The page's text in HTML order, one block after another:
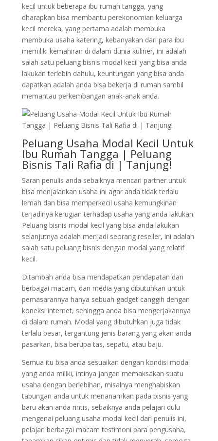
kecil untuk beberapa ibu rumah tangga, yang
dharapkan bisa membantu perekonomian keluarga
kecil mereka, yang pertama adalah membuka
membuka usaha katering, kebanyakan dari para ibu
memiliki kemahiran di dalam dunia kuliner, ini adalah
salah satu peluang bisnis modal kecil yang bisa anda
lakukan terlebih dahulu, keuntungan yang bisa anda
dapatkan adalah anda bisa bekerja di rumah sambil
memantau perkembangan anak-anak anda.
Peluang Usaha Modal Kecil Untuk
Ibu Rumah Tangga | Peluang
Bisnis Tali Rafia di | Tanjung!
Saran penulis anda sebaiknya mencari partner untuk
bisa menjalankan usaha ini agar anda tidak terlalu
lemah dan bisa memperkecil usaha kemungkinan
terjadinya kerugian terhadap usaha yang anda lakukan.
Peluang bisnis modal kecil yang bisa anda lakukan
selanjutnya adalah menjadi seorang reseller, ini adalah
salah satu peluang bisnis dengan modal yang relatif
kecil.
Ditambah anda bisa mendapatkan pendapatan dari
berbagai macam, dan media yang dibutuhkan untuk
pemasarannya hanya sebuah gadget canggih dengan
koneksi internet, sehingga anda bisa mengerjakannya
di dalam rumah. Modal yang dibutuhkan juga tidak
terlalu besar, tergantung jenis barang yang akan anda
pasarkan, bisa berupa tas, sepatu, atau baju.
Semua itu bisa anda sesuaikan dengan kondisi modal
yang anda miliki, intinya jangan memaksakan suatu
usaha dengan berlebihan, misalnya menghabiskan
tabungan anda untuk menanamkan pada bisnis yang
baru akan anda rintis, sebaiknya anda pelajari dulu
mengenai peluang usaha modal kecil dari penulis ini,
pelajari berbagai macam testimoni para pengusaha,